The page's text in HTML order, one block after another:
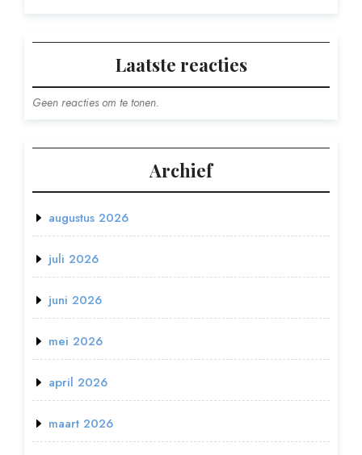
Laatste reacties
Geen reacties om te tonen.
Archief
augustus 2026
juli 2026
juni 2026
mei 2026
april 2026
maart 2026